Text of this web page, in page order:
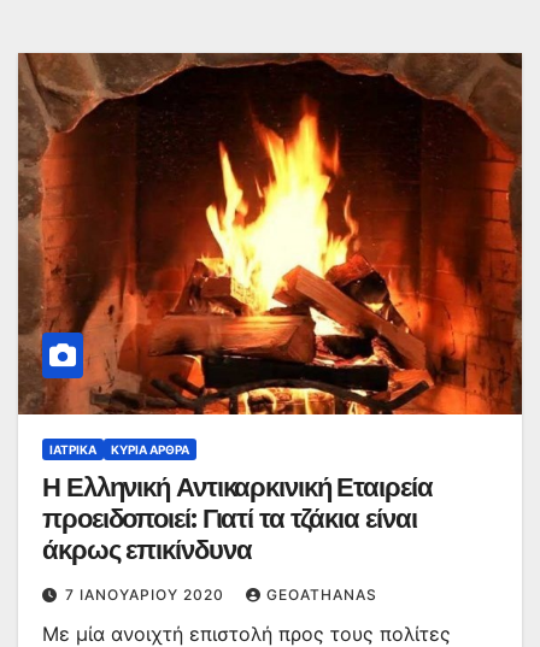
ΙΑΤΡΙΚΆ ΚΥΡΙΑ ΑΡΘΡΑ
Η Ελληνική Αντικαρκινική Εταιρεία
προειδοποιεί: Γιατί τα τζάκια είναι
άκρως επικίνδυνα
7 ΙΑΝΟΥΑΡΊΟΥ 2020 GEOATHANAS
Με μία ανοιχτή επιστολή προς τους πολίτες